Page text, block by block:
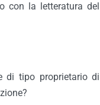
con la letteratura del
di tipo proprietario di